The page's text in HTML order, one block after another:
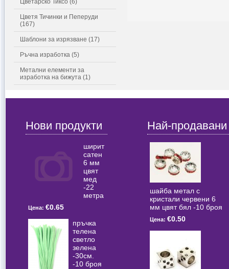
Цветарско Тиксо (6)
Цветя Тичинки и Пеперуди
(167)
Шаблони за изрязване (17)
Ръчна изработка (5)
Метални елементи за
изработка на бижута (1)
Нови продукти
ширит
сатен
6 мм
цвят
мед
-22
метра
Цена: €0.65
пръчка
телена
светлo
зелена
-30см.
-10 броя
Най-продавани
шайба метал с
кристали червени 6
мм цвят бял -10 броя
Цена: €0.50